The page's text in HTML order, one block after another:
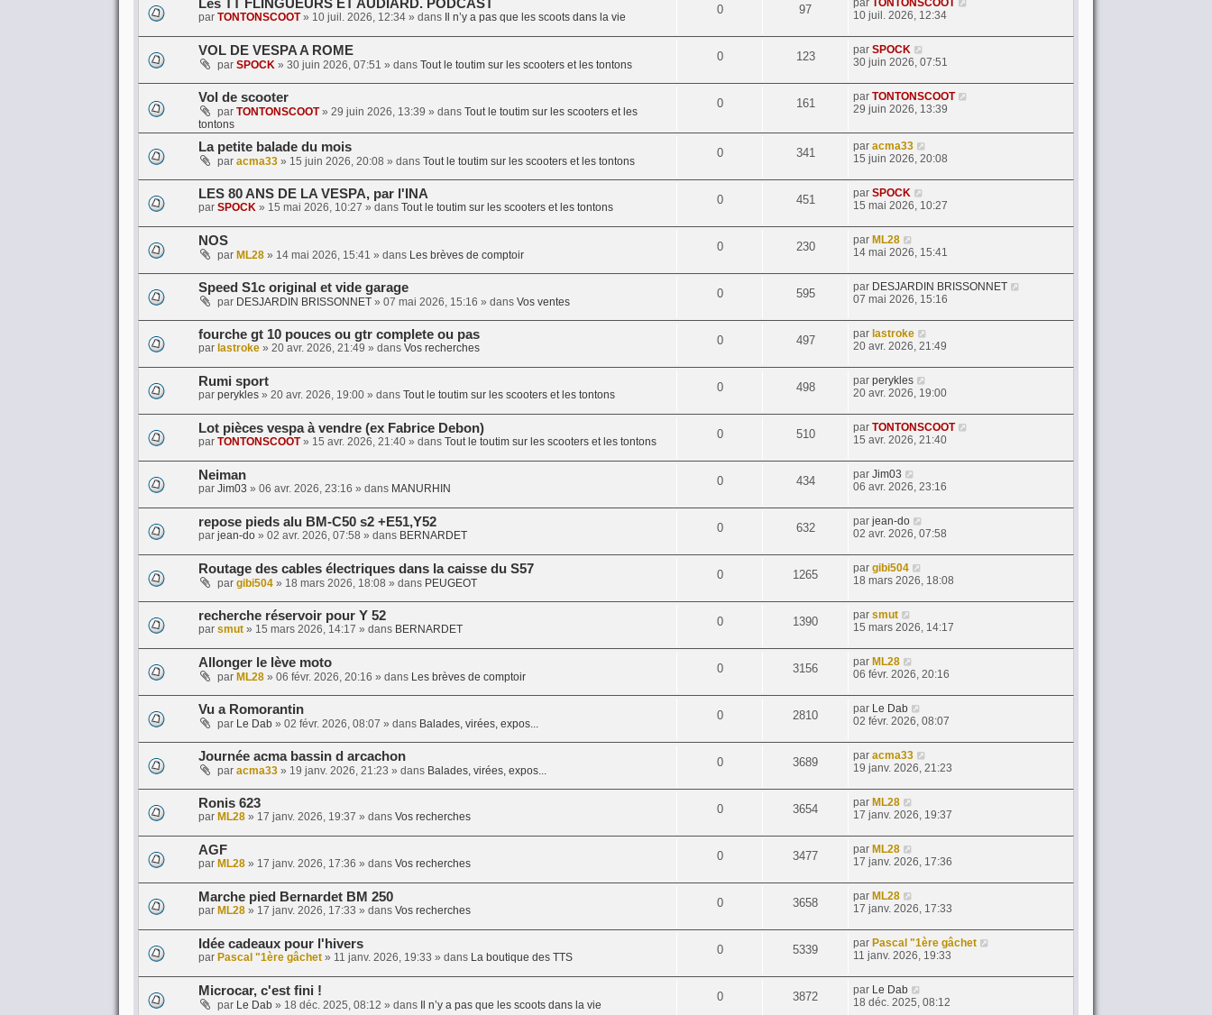
Les TT FLINGUEURS ET AUDIARD. PODCAST
par TONTONSCOOT» 10 juil. 2026, 12:34» dans Il n’y a pas que les scoots dans la vie
0 97 parTONTONSCOOT
10 juil. 2026, 12:34
VOL DE VESPA A ROME
par SPOCK» 30 juin 2026, 07:51 » dans Tout le toutim sur les scooters et les tontons
0 123 parSPOCK
30 juin 2026, 07:51
Vol de scooter
par TONTONSCOOT» 29 juin 2026, 13:39 » dans Tout le toutim sur les scooters et les
tontons
0 161 parTONTONSCOOT
29 juin 2026, 13:39
La petite balade du mois
par acma33» 15 juin 2026, 20:08 » dans Tout le toutim sur les scooters et les tontons
0 341 paracma33
15 juin 2026, 20:08
LES 80 ANS DE LA VESPA, par l'INA
par SPOCK» 15 mai 2026, 10:27 » dans Tout le toutim sur les scooters et les tontons
0 451 parSPOCK
15 mai 2026, 10:27
NOS
par ML28» 14 mai 2026, 15:41 » dans Les brèves de comptoir
0 230 par ML28
14 mai 2026, 15:41
Speed S1c original et vide garage
par DESJARDIN BRISSONNET» 07 mai 2026, 15:16 » dans Vos ventes
0 595 par DESJARDIN BRISSONNET
07 mai 2026, 15:16
fourche gt 10 pouces ou gtr complete ou pas
par lastroke» 20 avr. 2026, 21:49 » dans Vos recherches
0 497 par lastroke
20 avr. 2026, 21:49
Rumi sport
par perykles» 20 avr. 2026, 19:00» dans Tout le toutim sur les scooters et les tontons
0 498 parperykles
20 avr. 2026, 19:00
Lot pièces vespa à vendre (ex Fabrice Debon)
par TONTONSCOOT» 15 avr. 2026, 21:40» dans Tout le toutim sur les scooters et les tontons
0 510 parTONTONSCOOT
15 avr. 2026, 21:40
Neiman
par Jim03 » 06 avr. 2026, 23:16 » dans MANURHIN
0 434 parJim03
06 avr. 2026, 23:16
repose pieds alu BM-C50 s2 +E51,Y52
par jean-do» 02 avr. 2026, 07:58 » dans BERNARDET
0 632 parjean-do
02 avr. 2026, 07:58
Routage des cables électriques dans la caisse du S57
par gibi504» 18 mars 2026, 18:08 » dans PEUGEOT
0 1265 pargibi504
18 mars 2026, 18:08
recherche réservoir pour Y 52
par smut» 15 mars 2026, 14:17 » dans BERNARDET
0 1390 parsmut
15 mars 2026, 14:17
Allonger le lève moto
par ML28» 06 févr. 2026, 20:16 » dans Les brèves de comptoir
0 3156 par ML28
06 févr. 2026, 20:16
Vu a Romorantin
par Le Dab» 02 févr. 2026, 08:07 » dans Balades, virées, expos...
0 2810 par Le Dab
02 févr. 2026, 08:07
Journée acma bassin d arcachon
par acma33» 19 janv. 2026, 21:23 » dans Balades, virées, expos...
0 3689 paracma33
19 janv. 2026, 21:23
Ronis 623
par ML28» 17 janv. 2026, 19:37 » dans Vos recherches
0 3654 par ML28
17 janv. 2026, 19:37
AGF
par ML28» 17 janv. 2026, 17:36 » dans Vos recherches
0 3477 par ML28
17 janv. 2026, 17:36
Marche pied Bernardet BM 250
par ML28» 17 janv. 2026, 17:33 » dans Vos recherches
0 3658 par ML28
17 janv. 2026, 17:33
Idée cadeaux pour l'hivers
par Pascal "1ère gâchet» 11 janv. 2026, 19:33 » dans La boutique des TTS
0 5339 par Pascal "1ère gâchet
11 janv. 2026, 19:33
Microcar, c'est fini !
par Le Dab» 18 déc. 2025, 08:12 » dans Il n’y a pas que les scoots dans la vie
0 3872 par Le Dab
18 déc. 2025, 08:12